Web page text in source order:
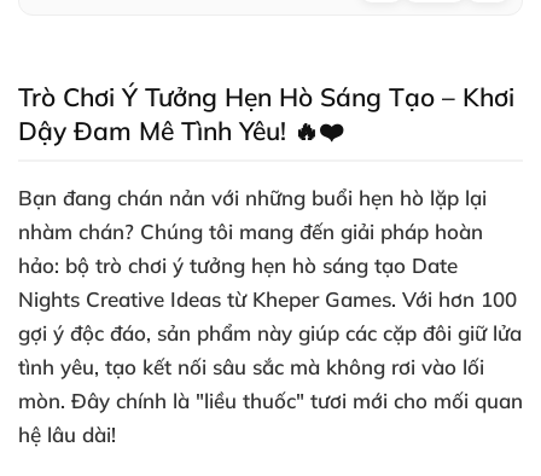
Trò Chơi Ý Tưởng Hẹn Hò Sáng Tạo – Khơi
Dậy Đam Mê Tình Yêu! 🔥❤️
Bạn đang chán nản với những buổi hẹn hò lặp lại
nhàm chán? Chúng tôi mang đến giải pháp hoàn
hảo: bộ trò chơi ý tưởng hẹn hò sáng tạo Date
Nights Creative Ideas từ Kheper Games. Với hơn 100
gợi ý độc đáo, sản phẩm này giúp các cặp đôi giữ lửa
tình yêu, tạo kết nối sâu sắc mà không rơi vào lối
mòn. Đây chính là "liều thuốc" tươi mới cho mối quan
hệ lâu dài!